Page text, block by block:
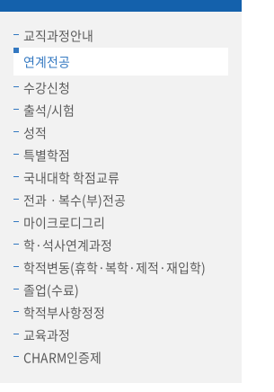
교직과정안내
연계전공
수강신청
출석/시험
성적
특별학점
국내대학 학점교류
전과ㆍ복수(부)전공
마이크로디그리
학·석사연계과정
학적변동(휴학·복학·제적·재입학)
졸업(수료)
학적부사항정정
교육과정
CHARM인증제